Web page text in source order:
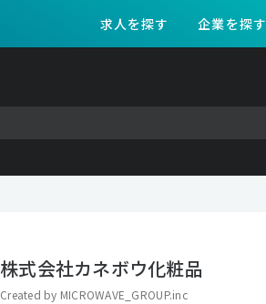
求人を探す 企業を探す
株式会社カネボウ化粧品
Created by MICROWAVE_GROUP.inc